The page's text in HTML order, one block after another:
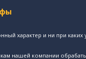
характер и ни при каких
нашей компании